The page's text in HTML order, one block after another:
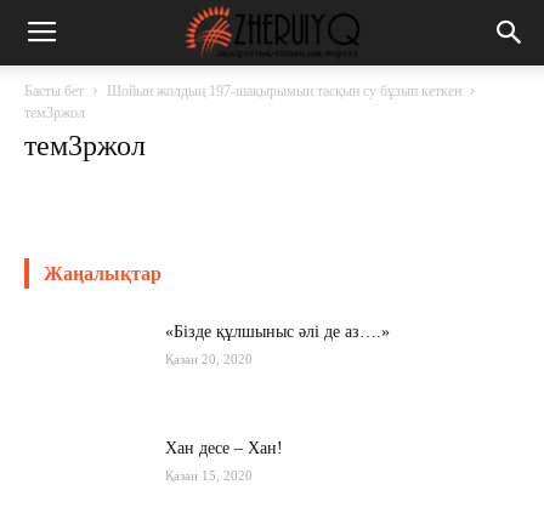
Басты бет
Шойын жолдың 197-шақырымын тасқын су бұзып кеткен
тем3ржол
тем3ржол
Жаңалықтар
«Бізде құлшыныс әлі де аз….»
Қазан 20, 2020
Хан десе – Хан!
Қазан 15, 2020